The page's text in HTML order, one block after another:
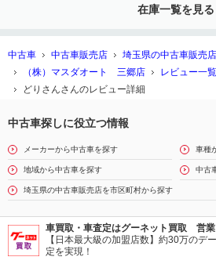
プ パワーバッ
在庫一覧を見る
中古車 中古車販売店 埼玉県の中古車販売店
（株）マスダオート 三郷店
レビュー一覧
どりさんさんのレビュー詳細
中古車探しに役立つ情報
メーカーから中古車を探す 車種
地域から中古車を探す 中古
埼玉県の中古車販売店を市区町村から探す
車買取・車査定はグーネット買取 営業
【日本最大級の加盟店数】約30万のデ
定を実現！